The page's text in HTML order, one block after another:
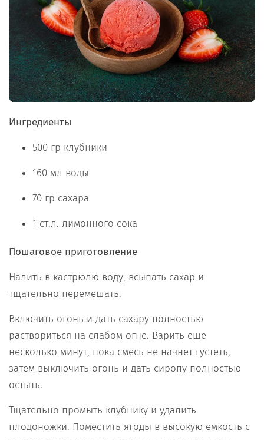
Ингредиенты
500 гр клубники
160 мл воды
70 гр сахара
1 ст.л. лимонного сока
Пошаговое приготовление
Налить в кастрюлю воду, всыпать сахар и
тщательно перемешать.
Включить огонь и дать сахару полностью
раствориться на слабом огне. Варить еще
несколько минут, пока смесь не начнет густеть,
затем выключить огонь и дать сиропу полностью
остыть.
Тщательно промыть клубнику и удалить
плодоножки. Поместить ягоды в высокую емкость с